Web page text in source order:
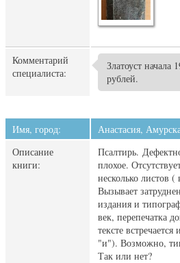
Комментарий
специалиста:
Златоуст начала
рублей.
Имя, город: Анастасия,
Описание
книги:
Псалтирь.
плохое.
несколько листов
Вызывает
издания и
век, перепечатка
тексте
"и"). Возможно,
Так или нет?